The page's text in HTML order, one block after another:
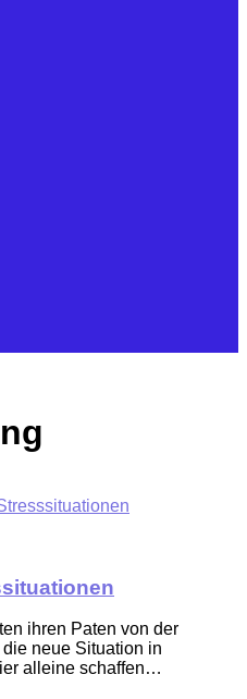
ihren Paten von der
neue Situation in
alleine schaffen…